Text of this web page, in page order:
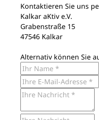
Kontaktieren Sie uns
Kalkar aKtiv e.V.
Grabenstraße 15
47546 Kalkar
Alternativ können Sie